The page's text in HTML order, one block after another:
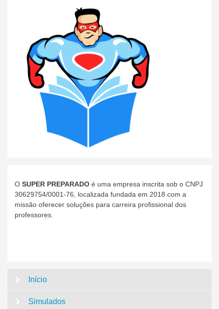
O SUPER PREPARADO é uma empresa inscrita sob o CNPJ
30629754/0001-76, localizada fundada em 2018 com a
missão oferecer soluções para carreira profissional dos
professores.
Início
Simulados